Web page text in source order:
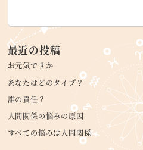
最近の投稿
お元気ですか
あなたはどのタイプ？
誰の責任？
人間関係の悩みの原因
すべての悩みは人間関係